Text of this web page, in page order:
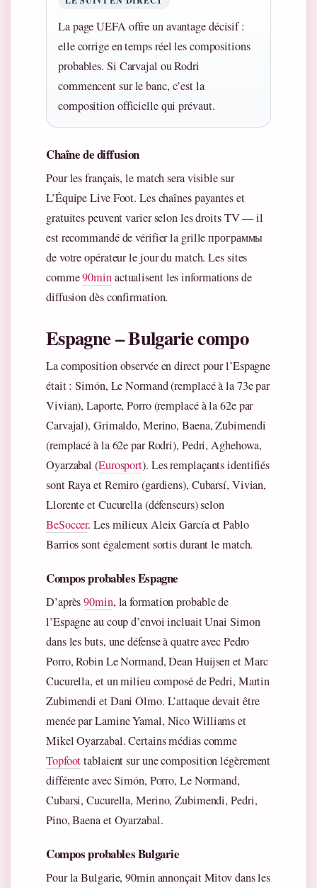
La page UEFA offre un avantage décisif :
elle corrige en temps réel les compositions
probables. Si Carvajal ou Rodri
commencent sur le banc, c’est la
composition officielle qui prévaut.
Chaîne de diffusion
Pour les français, le match sera visible sur
L’Équipe Live Foot. Les chaînes payantes et
gratuites peuvent varier selon les droits TV — il
est recommandé de vérifier la grille программы
de votre opérateur le jour du match. Les sites
comme90minactualisent les informations de
diffusion dès confirmation.
Espagne – Bulgarie compo
La composition observée en direct pour l’Espagne
était : Simón, Le Normand (remplacé à la 73e par
Vivian), Laporte, Porro (remplacé à la 62e par
Carvajal), Grimaldo, Merino, Baena, Zubimendi
(remplacé à la 62e par Rodri), Pedri, Aghehowa,
Oyarzabal (Eurosport). Les remplaçants identifiés
sont Raya et Remiro (gardiens), Cubarsí, Vivian,
Llorente et Cucurella (défenseurs) selon
BeSoccer. Les milieux Aleix García et Pablo
Barrios sont également sortis durant le match.
Compos probables Espagne
D’après90min, la formation probable de
l’Espagne au coup d’envoi incluait Unai Simon
dans les buts, une défense à quatre avec Pedro
Porro, Robin Le Normand, Dean Huijsen et Marc
Cucurella, et un milieu composé de Pedri, Martin
Zubimendi et Dani Olmo. L’attaque devait être
menée par Lamine Yamal, Nico Williams et
Mikel Oyarzabal. Certains médias comme
Topfoottablaient sur une composition légèrement
différente avec Simón, Porro, Le Normand,
Cubarsi, Cucurella, Merino, Zubimendi, Pedri,
Pino, Baena et Oyarzabal.
Compos probables Bulgarie
Pour la Bulgarie, 90min annonçait Mitov dans les